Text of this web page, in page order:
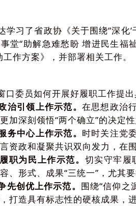
习了省政协《关于围绕“深化‘
堂“助解急难愁盼 增进民生福
作方案》，并部署相关工作。
委员如何开展好履职工作提出
引领上作示范。 在思想政治
加深刻领悟“两个确立”的决定
中心上作示范。 时时关注党
资政和凝聚共识双向发力，在
为民上作示范。 切实守牢履
、形式、成果“三统一”，尤其
创优上作示范。 围绕“信仰之
打造具有标志性的硬核成果，